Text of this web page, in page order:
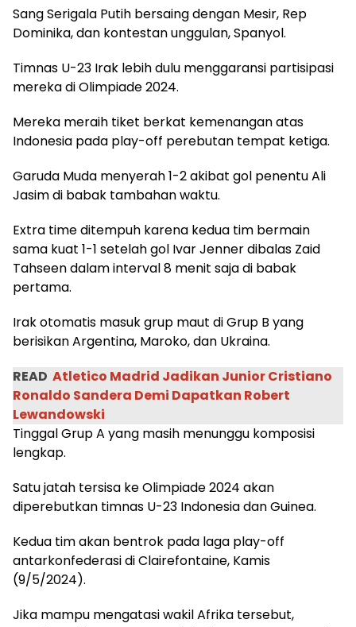
Sang Serigala Putih bersaing dengan Mesir, Rep
Dominika, dan kontestan unggulan, Spanyol.
Timnas U-23 Irak lebih dulu menggaransi partisipasi
mereka di Olimpiade 2024.
Mereka meraih tiket berkat kemenangan atas
Indonesia pada play-off perebutan tempat ketiga.
Garuda Muda menyerah 1-2 akibat gol penentu Ali
Jasim di babak tambahan waktu.
Extra time ditempuh karena kedua tim bermain
sama kuat 1-1 setelah gol Ivar Jenner dibalas Zaid
Tahseen dalam interval 8 menit saja di babak
pertama.
Irak otomatis masuk grup maut di Grup B yang
berisikan Argentina, Maroko, dan Ukraina.
READ Atletico Madrid Jadikan Junior Cristiano
Ronaldo Sandera Demi Dapatkan Robert
Lewandowski
Tinggal Grup A yang masih menunggu komposisi
lengkap.
Satu jatah tersisa ke Olimpiade 2024 akan
diperebutkan timnas U-23 Indonesia dan Guinea.
Kedua tim akan bentrok pada laga play-off
antarkonfederasi di Clairefontaine, Kamis
(9/5/2024).
Jika mampu mengatasi wakil Afrika tersebut,